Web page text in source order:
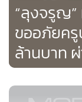
คดีหลัก โดยอ้างว่
ยืนยันต่อศาลว่าสิ่
เป็นการใช้สิทธิทาง
จำนวน 9 ปากที่อ
“ลุงจรูญ
ขออภัยค
ล้านบาท